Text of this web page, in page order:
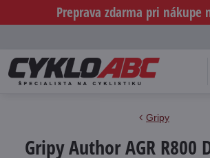
Preprava zdarma pri nákupe
Gripy
Gripy Author AGR R800